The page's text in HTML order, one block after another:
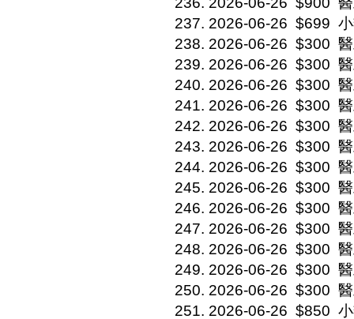
2026-06-26 $699
2026-06-26 $300
2026-06-26 $300
2026-06-26 $300
2026-06-26 $300
2026-06-26 $300
2026-06-26 $300
2026-06-26 $300
2026-06-26 $300
2026-06-26 $300
2026-06-26 $300
2026-06-26 $300
2026-06-26 $300
2026-06-26 $300
2026-06-26 $850